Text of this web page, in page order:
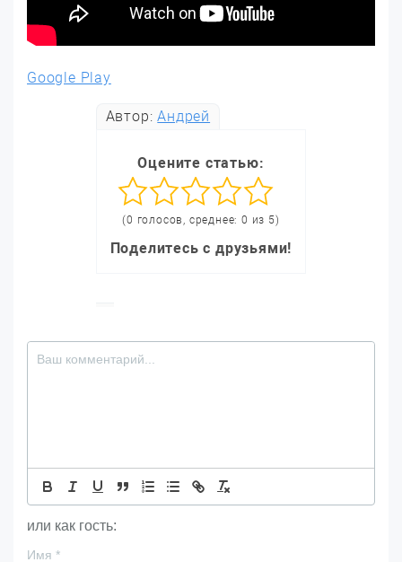
Google Play
Автор:Андрей
Оцените статью:
(0 голосов, среднее: 0 из 5)
Поделитесь с друзьями!
или как гость:
Имя *